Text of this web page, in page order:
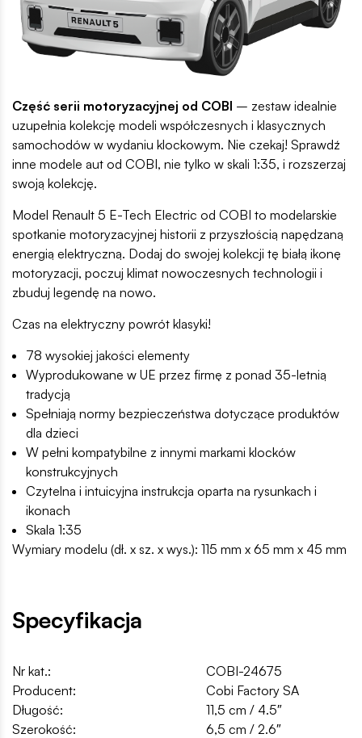
Część serii motoryzacyjnej od COBI – zestaw idealnie
uzupełnia kolekcję modeli współczesnych i klasycznych
samochodów w wydaniu klockowym. Nie czekaj! Sprawdź
inne modele aut od COBI, nie tylko w skali 1:35, i rozszerzaj
swoją kolekcję.
Model Renault 5 E-Tech Electric od COBI to modelarskie
spotkanie motoryzacyjnej historii z przyszłością napędzaną
energią elektryczną. Dodaj do swojej kolekcji tę białą ikonę
motoryzacji, poczuj klimat nowoczesnych technologii i
zbuduj legendę na nowo.
Czas na elektryczny powrót klasyki!
78 wysokiej jakości elementy
Wyprodukowane w UE przez firmę z ponad 35-letnią
tradycją
Spełniają normy bezpieczeństwa dotyczące produktów
dla dzieci
W pełni kompatybilne z innymi markami klocków
konstrukcyjnych
Czytelna i intuicyjna instrukcja oparta na rysunkach i
ikonach
Skala 1:35
Wymiary modelu (dł. x sz. x wys.): 115 mm x 65 mm x 45 mm
Specyfikacja
Nr kat.:
COBI-24675
Producent:
Cobi Factory SA
Długość:
11,5 cm / 4.5″
Szerokość:
6,5 cm / 2.6″